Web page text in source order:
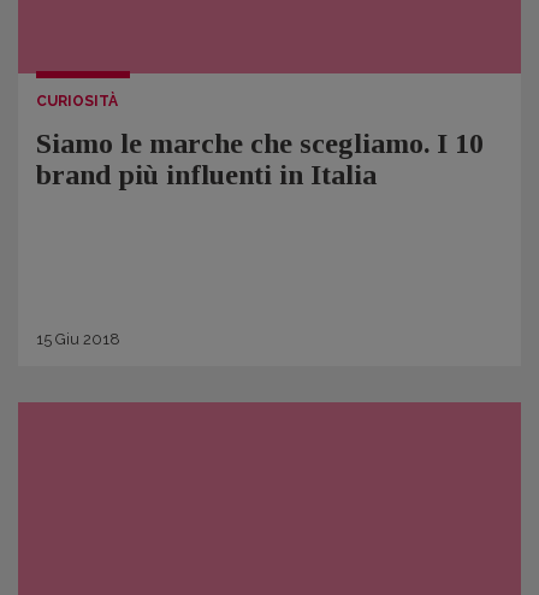
CURIOSITÀ
Siamo le marche che scegliamo. I 10
brand più influenti in Italia
15 Giu 2018